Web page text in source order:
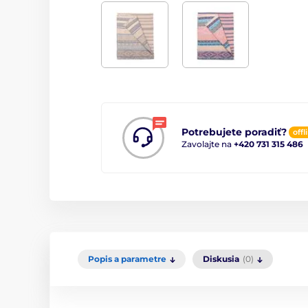
Potrebujete poradiť?
Zavolajte na +420 731 315 486
Popis a parametre Diskusia (0)